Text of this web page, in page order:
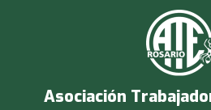
Asociación